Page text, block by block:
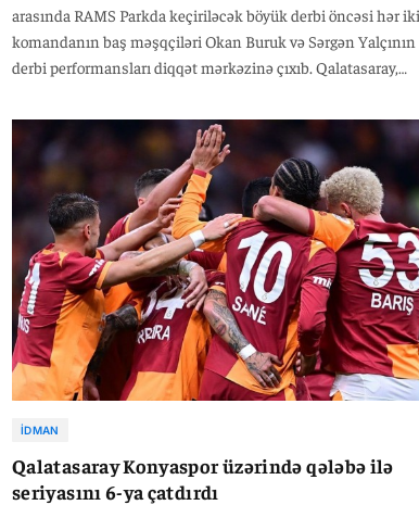
arasında RAMS Parkda keçiriləcək böyük derbi öncəsi hər iki
komandanın baş məşqçiləri Okan Buruk və Sərgən Yalçının
derbi performansları diqqət mərkəzinə çıxıb. Qalatasaray,
üstünlük əldə edib.
İDMAN
Qalatasaray Konyaspor üzərində qələbə ilə
seriyasını 6-ya çatdırdı